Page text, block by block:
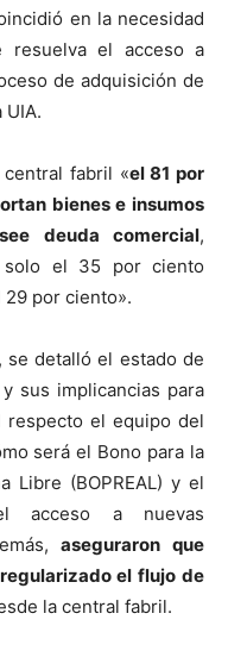
en la necesidad
resuelva el acceso a
de adquisición de
fabril «el 81 por
bienes e insumos
deuda comercial,
solo el 35 por ciento
29 por ciento».
se detalló el estado de
sus implicancias para
el equipo del
será el Bono para la
Libre (BOPREAL) y el
acceso a nuevas
aseguraron que
el flujo de
la central fabril.